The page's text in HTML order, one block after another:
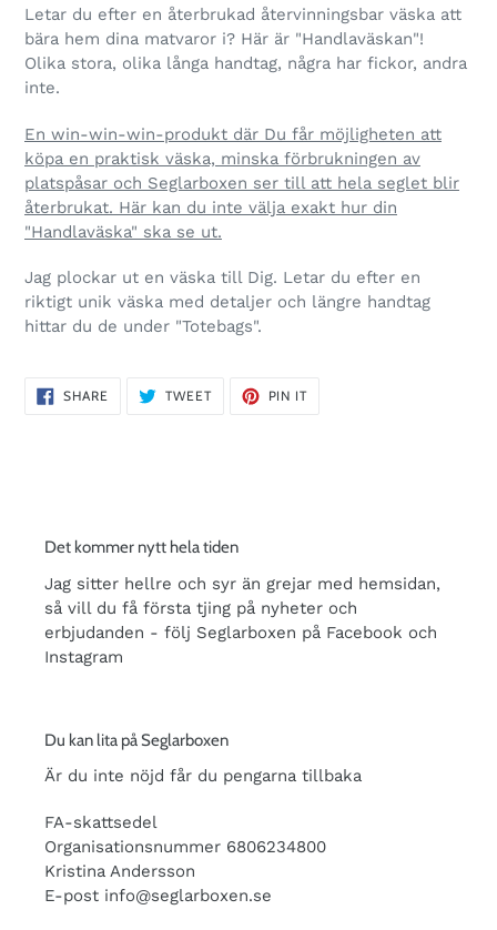
Letar du efter en återbrukad återvinningsbar väska att
bära hem dina matvaror i? Här är "Handlaväskan"!
Olika stora, olika långa handtag, några har fickor, andra
inte.
En win-win-win-produkt där Du får möjligheten att
köpa en praktisk väska, minska förbrukningen av
platspåsar och Seglarboxen ser till att hela seglet blir
återbrukat. Här kan du inte välja exakt hur din
"Handlaväska" ska se ut.
Jag plockar ut en väska till Dig. Letar du efter en
riktigt unik väska med detaljer och längre handtag
hittar du de under "Totebags".
SHARE SHARE
ON
TWEETTWEET
PIN ITPIN
Det kommer nytt hela tiden
Jag sitter hellre och syr än grejar med hemsidan,
så vill du få första tjing på nyheter och
erbjudanden - följ Seglarboxen på Facebook och
Instagram
Du kan lita på Seglarboxen
Är du inte nöjd får du pengarna tillbaka
FA-skattsedel
Organisationsnummer 6806234800
Kristina Andersson
E-post info@seglarboxen.se